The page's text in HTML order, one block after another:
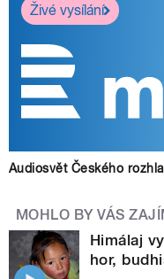
Živé vysílání
Audiosvět Českého
MOHLO BY VÁS
Himálaj
hor,